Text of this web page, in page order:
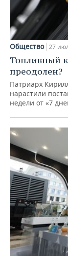
Общество 27
Топливный
преодолен?
Патриарх
нарастили
недели от «7